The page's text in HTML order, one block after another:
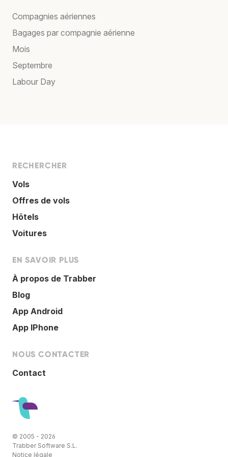
Compagnies aériennes
Bagages par compagnie aérienne
Mois
Septembre
Labour Day
RECHERCHER
Vols
Offres de vols
Hôtels
Voitures
EN SAVOIR PLUS
À propos de Trabber
Blog
App Android
App IPhone
NOUS CONTACTER
Contact
© 2005 - 2026
Trabber Software S.L.
Notice légale